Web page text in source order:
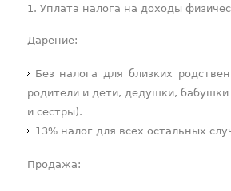
1. Уплата налога на доходы
Дарение:
Без налога для близких
родители и дети, дедушки, бабушки
и сестры).
13% налог для всех остальных
Продажа: